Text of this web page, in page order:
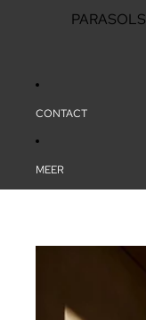
PARASOLS
CONTACT
MEER